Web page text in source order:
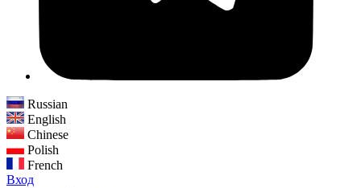
Russian
English
Chinese
Polish
French
Вход